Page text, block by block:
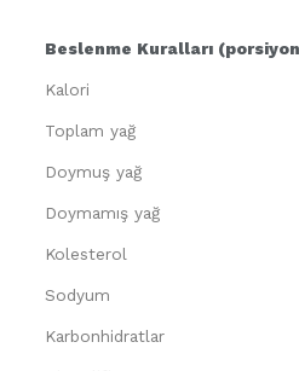
Beslenme Kuralları (porsiyon
Kalori
Toplam yağ
Doymuş yağ
Doymamış yağ
Kolesterol
Sodyum
Karbonhidratlar